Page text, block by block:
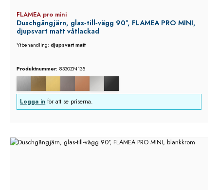
FLAMEA pro mini
Duschgångjärn, glas‑till‑vägg 90°, FLAMEA PRO MINI,
djupsvart matt våtlackad
Ytbehandling:djupsvart matt
Produktnummer: 8330ZN135
Logga in för att se priserna.